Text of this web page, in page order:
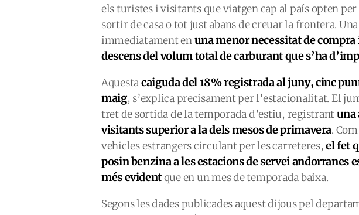
els turistes i visitants que viatgen cap al país opten
sortir de casa o tot just abans de creuar la frontera.
immediatament enuna menor necessitat de compra
descens del volum total de carburant que s’ha
Aquestacaiguda del 18% registrada al juny, cinc
maig, s’explica precisament per l’estacionalitat. El
tret de sortida de la temporada d’estiu, registrantuna
visitants superior a la dels mesos de primavera.
vehicles estrangers circulant per les carreteres,el fet
posin benzina a les estacions de servei andorranes
més evidentque en un mes de temporada baixa.
Segons les dades publicades aquest dijous pel